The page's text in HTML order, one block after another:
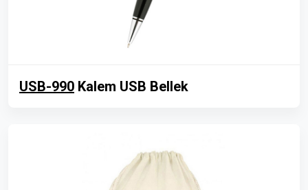
USB-990 Kalem USB Bellek